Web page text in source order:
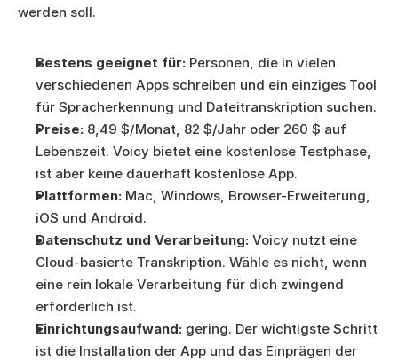
werden soll.
Bestens geeignet für: Personen, die in vielen
verschiedenen Apps schreiben und ein einziges Tool
für Spracherkennung und Dateitranskription suchen.
Preise: 8,49 $/Monat, 82 $/Jahr oder 260 $ auf
Lebenszeit. Voicy bietet eine kostenlose Testphase,
ist aber keine dauerhaft kostenlose App.
Plattformen: Mac, Windows, Browser-Erweiterung,
iOS und Android.
Datenschutz und Verarbeitung: Voicy nutzt eine
Cloud-basierte Transkription. Wähle es nicht, wenn
eine rein lokale Verarbeitung für dich zwingend
erforderlich ist.
Einrichtungsaufwand: gering. Der wichtigste Schritt
ist die Installation der App und das Einprägen der